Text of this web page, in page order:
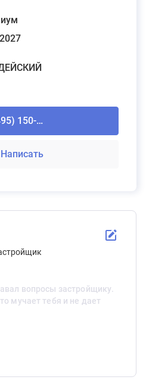
+7 (495) 150-90-61
Написать
вопросы застройщику.
мучает тебя и не дает